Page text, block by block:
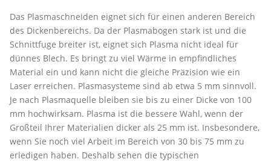
Das Plasmaschneiden eignet sich für einen anderen Bereich
des Dickenbereichs. Da der Plasmabogen stark ist und die
Schnittfuge breiter ist, eignet sich Plasma nicht ideal für
dünnes Blech. Es bringt zu viel Wärme in empfindliches
Material ein und kann nicht die gleiche Präzision wie ein
Laser erreichen. Plasmasysteme sind ab etwa 5 mm sinnvoll.
Je nach Plasmaquelle bleiben sie bis zu einer Dicke von 100
mm hochwirksam. Plasma ist die bessere Wahl, wenn der
Großteil Ihrer Materialien dicker als 25 mm ist. Insbesondere,
wenn Sie noch viel Arbeit im Bereich von 30 bis 75 mm zu
erledigen haben. Deshalb sehen die typischen